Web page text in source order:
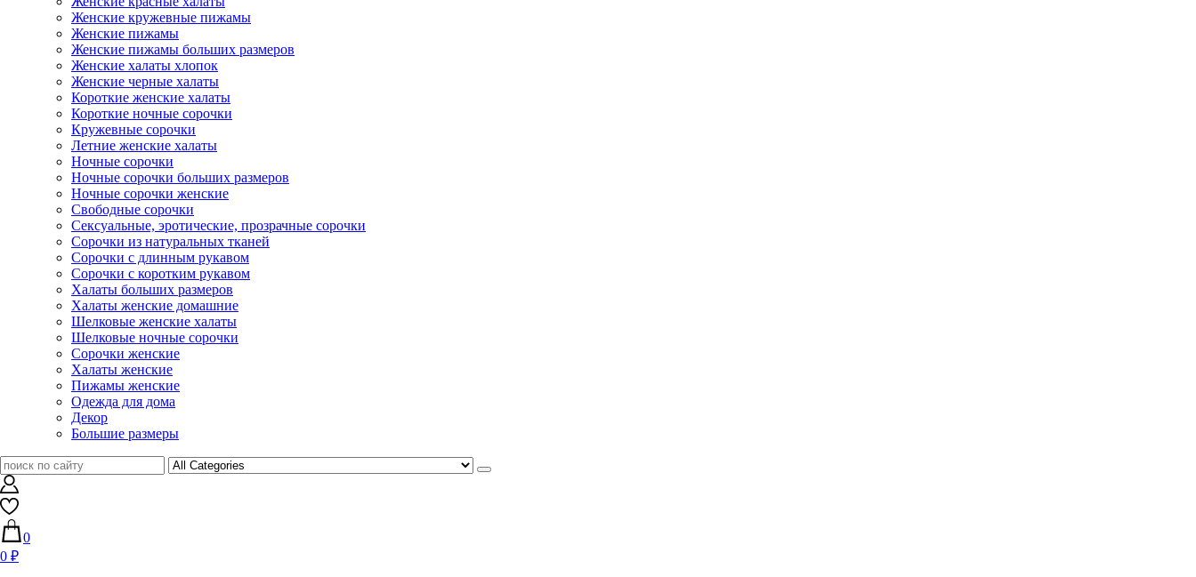
Женские кружевные пижамы
Женские пижамы
Женские пижамы больших размеров
Женские халаты хлопок
Женские черные халаты
Короткие женские халаты
Короткие ночные сорочки
Кружевные сорочки
Летние женские халаты
Ночные сорочки
Ночные сорочки больших размеров
Ночные сорочки женские
Свободные сорочки
Сексуальные, эротические, прозрачные сорочки
Сорочки из натуральных тканей
Сорочки с длинным рукавом
Сорочки с коротким рукавом
Халаты больших размеров
Халаты женские домашние
Шелковые женские халаты
Шелковые ночные сорочки
Сорочки женские
Халаты женские
Пижамы женские
Одежда для дома
Декор
Большие размеры
0
0 ₽